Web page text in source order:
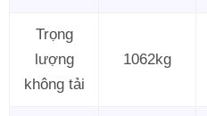
Trọng
lượng
không tải
1062kg